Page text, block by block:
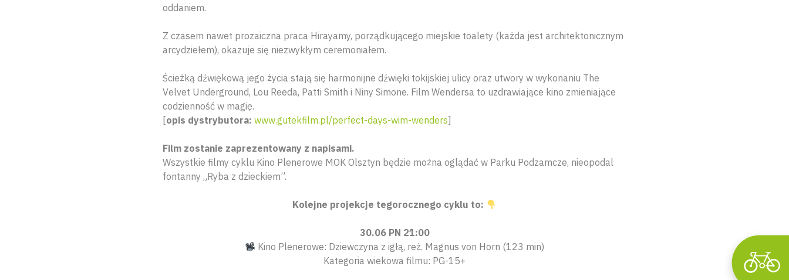
oddaniem.
Z czasem nawet prozaiczna praca Hirayamy, porządkującego miejskie toalety (każda jest architektonicznym
arcydziełem), okazuje się niezwykłym ceremoniałem.
Ścieżką dźwiękową jego życia stają się harmonijne dźwięki tokijskiej ulicy oraz utwory w wykonaniu The
Velvet Underground, Lou Reeda, Patti Smith i Niny Simone. Film Wendersa to uzdrawiające kino zmieniające
codzienność w magię.
[opis dystrybutora: www.gutekfilm.pl/perfect-days-wim-wenders]
Film zostanie zaprezentowany z napisami.
Wszystkie filmy cyklu Kino Plenerowe MOK Olsztyn będzie można oglądać w Parku Podzamcze, nieopodal
fontanny „Ryba z dzieckiem”.
Kolejne projekcje tegorocznego cyklu to:
30.06 PN 21:00
Kino Plenerowe: Dziewczyna z igłą, reż. Magnus von Horn (123 min)
Kategoria wiekowa filmu: PG-15+
Wyszukaj